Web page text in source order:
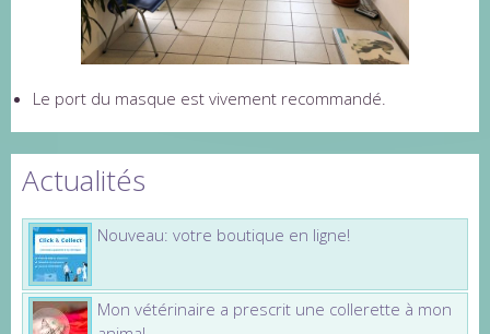
Le port du masque est vivement recommandé.
Actualités
Nouveau: votre boutique en ligne!
Mon vétérinaire a prescrit une collerette à mon